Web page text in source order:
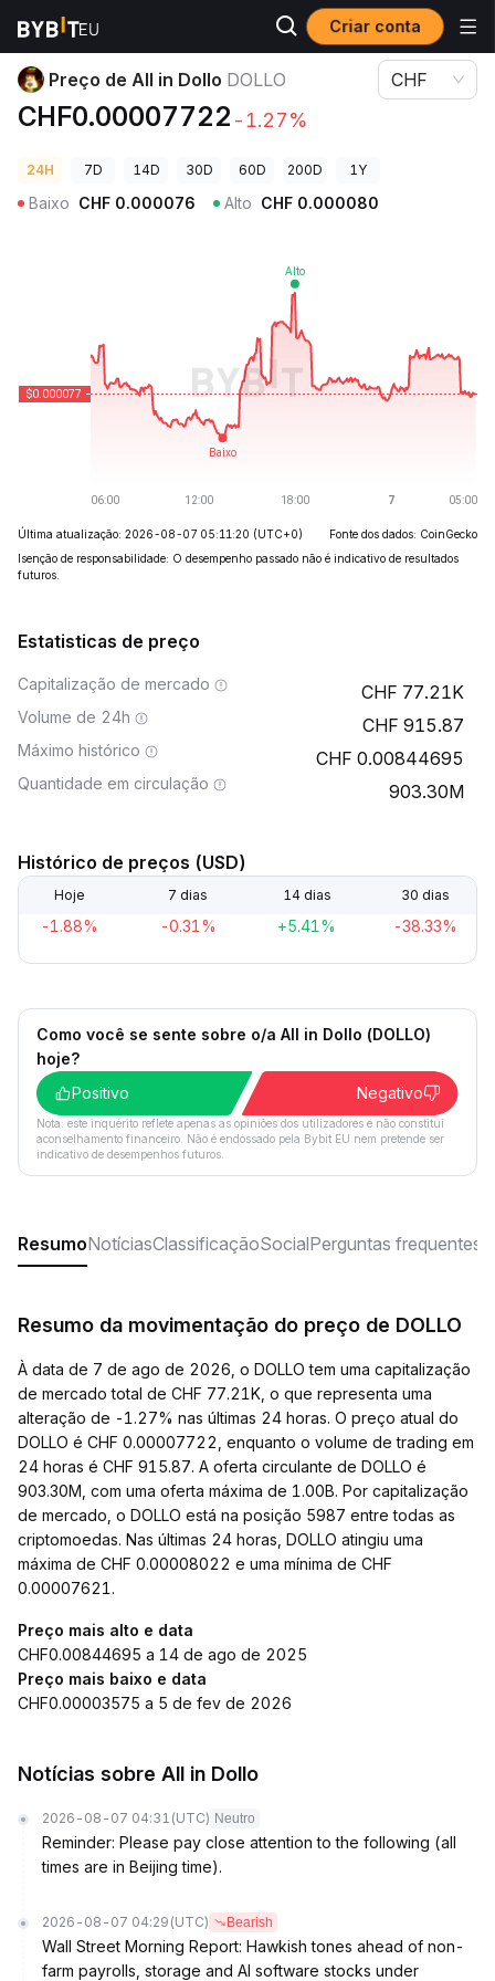
Criar conta
Preços de Criptomoedas Preço de All in Dollo DOLLO
Preço de All in Dollo DOLLO
CHF0.00007722 -1.27%
CHF
24H 7D 14D 30D 60D 200D 1Y
Baixo CHF 0.000076 Alto CHF 0.000080
Última atualização: 2026-08-07 05:11:20 (UTC+0)
Fonte dos dados: CoinGecko
Isenção de responsabilidade: O desempenho passado não é indicativo de resultados
futuros.
Estatisticas de preço
Capitalização de mercado 77.21K
Volume de 24h 915.87
Máximo histórico 0.00844695
Quantidade em circulação 903.30M
Histórico de preços (USD)
Hoje 7 dias 14 dias 30 dias
-1.88% -0.31% +5.41% -38.33%
Como você se sente sobre o/a All in Dollo (DOLLO)
hoje?
Positivo
Negativo
Nota: este inquérito reflete apenas as opiniões dos utilizadores e não constitui
aconselhamento financeiro. Não é endossado pela Bybit EU nem pretende ser
indicativo de desempenhos futuros.
ResumoNotíciasClassificaçãoSocialPerguntas frequentes
Resumo da movimentação do preço de DOLLO
À data de 7 de ago de 2026, o DOLLO tem uma capitalização
de mercado total de CHF 77.21K, o que representa uma
alteração de -1.27% nas últimas 24 horas. O preço atual do
DOLLO é CHF 0.00007722, enquanto o volume de trading em
24 horas é CHF 915.87. A oferta circulante de DOLLO é
903.30M, com uma oferta máxima de 1.00B. Por capitalização
de mercado, o DOLLO está na posição 5987 entre todas as
criptomoedas. Nas últimas 24 horas, DOLLO atingiu uma
máxima de CHF 0.00008022 e uma mínima de CHF
0.00007621.
Preço mais alto e data
CHF0.00844695 a 14 de ago de 2025
Preço mais baixo e data
CHF0.00003575 a 5 de fev de 2026
Notícias sobre All in Dollo
2026-08-07 04:31 (UTC) Neutro
Reminder: Please pay close attention to the following (all
times are in Beijing time).
2026-08-07 04:29 (UTC) Bearish
Wall Street Morning Report: Hawkish tones ahead of non-
farm payrolls, storage and AI software stocks under